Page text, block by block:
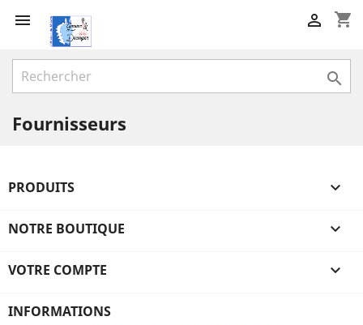
 shopping_cart


Fournisseurs
PRODUITS 
NOTRE BOUTIQUE 
VOTRE COMPTE 
INFORMATIONS